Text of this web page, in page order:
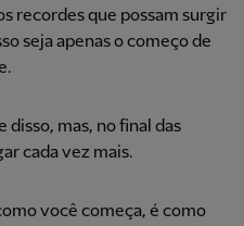
recordes que possam surgir
seja apenas o começo de
disso, mas, no final das
cada vez mais.
você começa, é como